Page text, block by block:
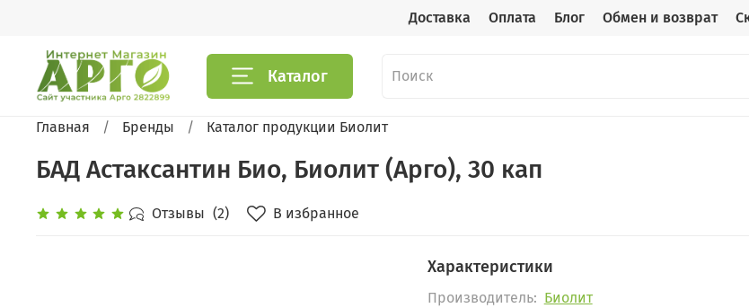
Доставка Оплата Блог Обмен и возврат
Каталог
Главная Бренды Каталог продукции Биолит
БАД Астаксантин Био, Биолит (Арго), 30 кап
Отзывы (2) В избранное
Характеристики
Производитель: Биолит